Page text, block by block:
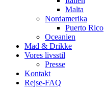
Malta
Nordamerika
Puerto Rico
Oceanien
Mad & Drikke
Vores livsstil
Presse
Kontakt
Rejse-FAQ